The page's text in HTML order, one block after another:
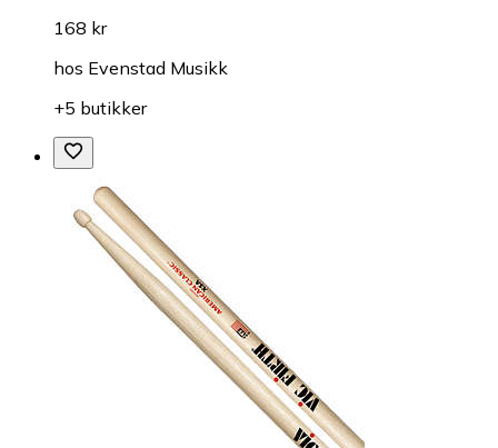
168 kr
hos Evenstad Musikk
+5 butikker